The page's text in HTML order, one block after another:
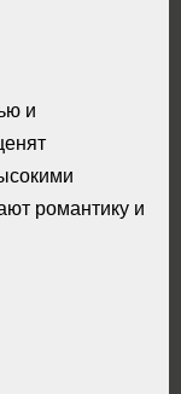
и
романтику и